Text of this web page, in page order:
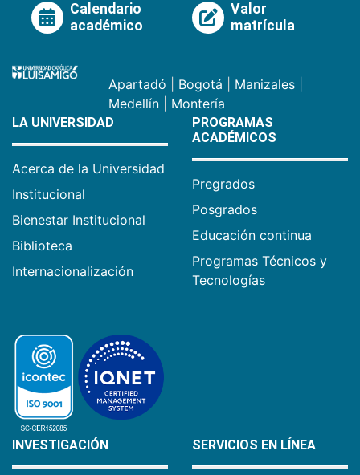
Calendario
académico
Valor
matrícula
Apartadó Bogotá Manizales
Medellín
Montería
LA UNIVERSIDAD
Acerca de la Universidad
Institucional
Bienestar Institucional
Biblioteca
Internacionalización
PROGRAMAS
ACADÉMICOS
Pregrados
Posgrados
Educación continua
Programas Técnicos y
Tecnologías
INVESTIGACIÓN SERVICIOS EN LÍNEA